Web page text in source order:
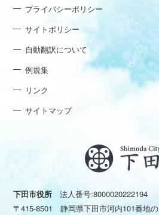
プライバシーポリシー
サイトポリシー
自動翻訳について
例規集
リンク
サイトマップ
下田市役所 法人番号:8000020222194
〒415-8501 静岡県下田市河内101番地の